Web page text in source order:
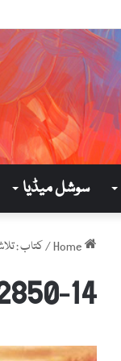
سوشل میڈیا
/کتاب :
14